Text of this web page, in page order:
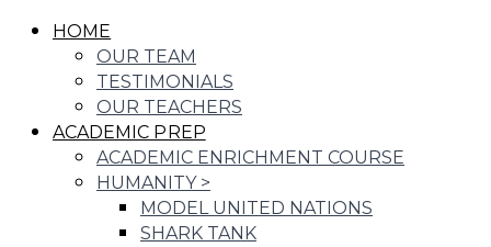
HOME
OUR TEAM
TESTIMONIALS
OUR TEACHERS
ACADEMIC PREP
ACADEMIC ENRICHMENT COURSE
HUMANITY >
MODEL UNITED NATIONS
SHARK TANK